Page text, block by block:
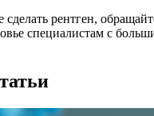
сделать рентген,
специалистам с